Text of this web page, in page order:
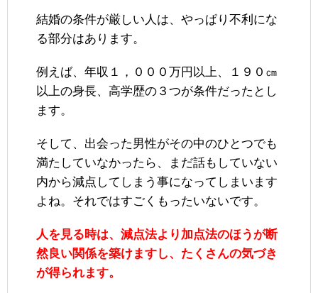
結婚の条件が厳しい人は、やっぱり不利にな
る部分はあります。
例えば、年収１，０００万円以上、１９０㎝
以上の身長、高学歴の３つが条件だったとし
ます。
そして、出会った男性がその中のひとつでも
満たしていなかったら、まだ話もしていない
内から減点してしまう事になってしまいます
よね。それではすごくもったいないです。
人を見る時は、減点法より加点法のほうが断
然良い関係を築けますし、たくさんの気づき
が得られます。